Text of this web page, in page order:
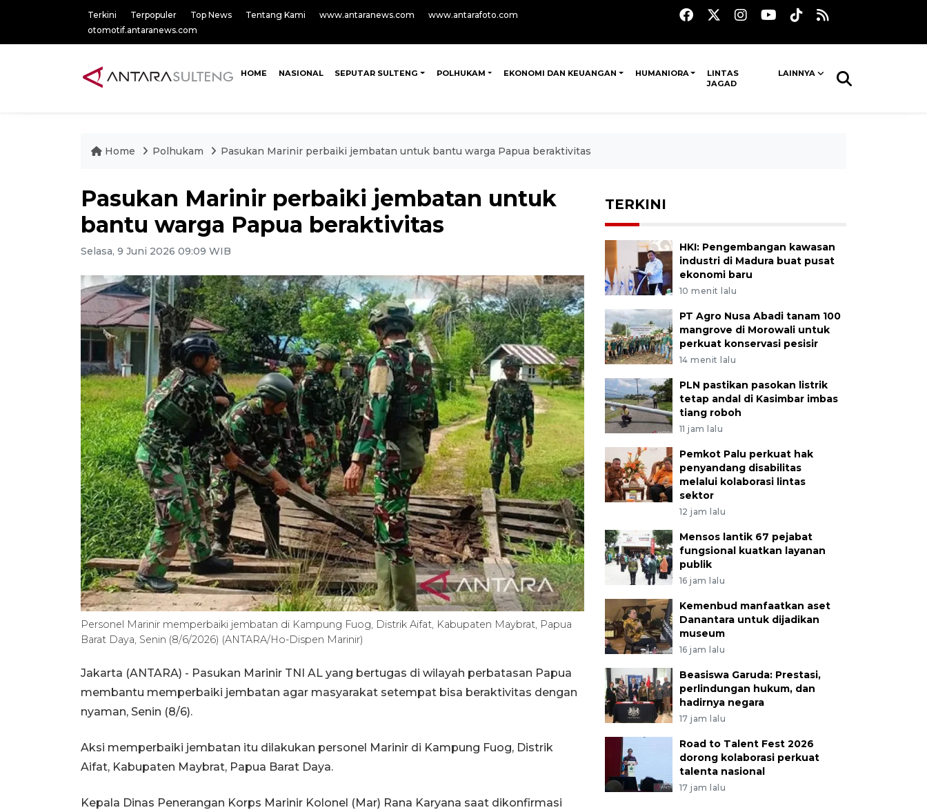
Terkini Terpopuler Top News Tentang Kami www.antaranews.com
www.antarafoto.com
otomotif.antaranews.com
HOME NASIONAL SEPUTAR SULTENG POLHUKAM EKONOMI DAN KEUANGAN HUMANIORA
LINTAS
JAGAD
LAINNYA
Home Polhukam Pasukan Marinir perbaiki jembatan untuk bantu warga Papua beraktivitas
Pasukan Marinir perbaiki jembatan untuk
bantu warga Papua beraktivitas
Selasa, 9 Juni 2026 09:09 WIB
Personel Marinir memperbaiki jembatan di Kampung Fuog, Distrik Aifat, Kabupaten Maybrat, Papua
Barat Daya, Senin (8/6/2026) (ANTARA/Ho-Dispen Marinir)
Jakarta (ANTARA) - Pasukan Marinir TNI AL yang bertugas di wilayah perbatasan Papua
membantu memperbaiki jembatan agar masyarakat setempat bisa beraktivitas dengan
nyaman, Senin (8/6).
Aksi memperbaiki jembatan itu dilakukan personel Marinir di Kampung Fuog, Distrik
Aifat, Kabupaten Maybrat, Papua Barat Daya.
Kepala Dinas Penerangan Korps Marinir Kolonel (Mar) Rana Karyana saat dikonfirmasi
TERKINI
HKI: Pengembangan kawasan
industri di Madura buat pusat
ekonomi baru
10 menit lalu
PT Agro Nusa Abadi tanam 100
mangrove di Morowali untuk
perkuat konservasi pesisir
14 menit lalu
PLN pastikan pasokan listrik
tetap andal di Kasimbar imbas
tiang roboh
11 jam lalu
Pemkot Palu perkuat hak
penyandang disabilitas
melalui kolaborasi lintas
sektor
12 jam lalu
Mensos lantik 67 pejabat
fungsional kuatkan layanan
publik
16 jam lalu
Kemenbud manfaatkan aset
Danantara untuk dijadikan
museum
16 jam lalu
Beasiswa Garuda: Prestasi,
perlindungan hukum, dan
hadirnya negara
17 jam lalu
Road to Talent Fest 2026
dorong kolaborasi perkuat
talenta nasional
17 jam lalu